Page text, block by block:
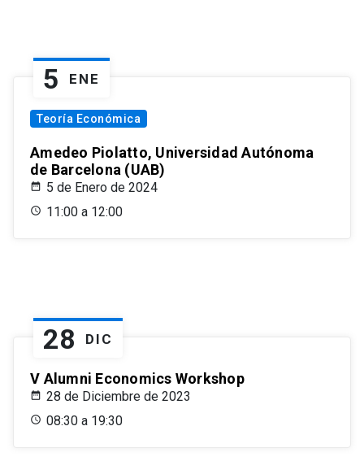
5 ENE
Teoría Económica
Amedeo Piolatto, Universidad Autónoma
de Barcelona (UAB)
5 de Enero de 2024
11:00 a 12:00
28 DIC
V Alumni Economics Workshop
28 de Diciembre de 2023
08:30 a 19:30